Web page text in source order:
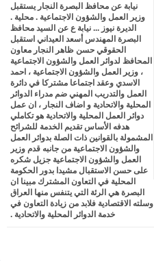
نيابة عن محافظ البصرة النجار يستقبل
وزير العمل والشؤون الاجتماعية . محلية .
الديرة نيوز ... نيابة ع عن السيد محافظ
البصرة المهندس أسعد العيداني استقبل
الحقوقي حسن ظاهر النجار معاون
المحافظ لدوائر العمل والشؤون الاجتماعية
، وزير العمل والشؤون الاجتماعية ، احمد
الاسدي وعقد اجتماعا مشتركا في دائرة
العمل والتدريب المهني ضم مدراء الدوائر
المحلية والاتحادية و اضاف النجار ، ان عمل
دوائر العمل المحلية والاتحادية هو تكاملي
هدفه الأساس تقديم الخدمة للشرائح
المشمولة بالقوانين ذات الصلة بدوائر العمل
والشؤون الاجتماعية من جانبه قدم وزير
العمل والشؤون الاجتماعية جزيل شكره
على حسن الاستقبال مشيدا بدور الحكومة
المحلية في التعاون المشترك مبينا ان
البصرة هي الرئة التي يتنفس منها العراق
وسلته الاقتصادية فلابد من زيادة التعاون في
خدمة الدوائر المحلية والاتحادية .